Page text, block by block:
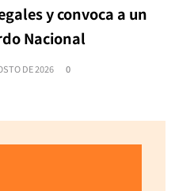
y convoca a un
Nacional
DE 2026 0